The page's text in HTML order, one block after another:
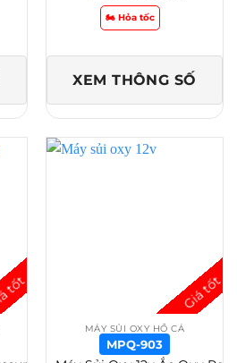
🏍️ Hỏa tốc
XEM THÔNG SỐ
MÁY SỦI OXY HỒ CÁ
MPQ-903